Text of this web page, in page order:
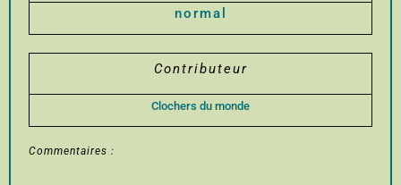
normal
Contributeur
Clochers du monde
Commentaires :